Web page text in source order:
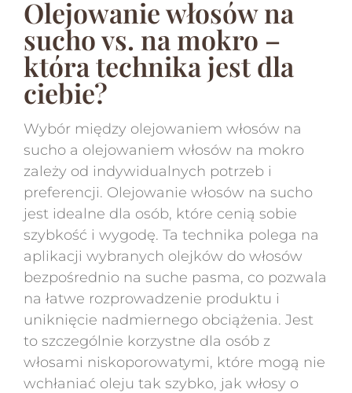
Olejowanie włosów na
sucho vs. na mokro –
która technika jest dla
ciebie?
Wybór między olejowaniem włosów na
sucho a olejowaniem włosów na mokro
zależy od indywidualnych potrzeb i
preferencji. Olejowanie włosów na sucho
jest idealne dla osób, które cenią sobie
szybkość i wygodę. Ta technika polega na
aplikacji wybranych olejków do włosów
bezpośrednio na suche pasma, co pozwala
na łatwe rozprowadzenie produktu i
uniknięcie nadmiernego obciążenia. Jest
to szczególnie korzystne dla osób z
włosami niskoporowatymi, które mogą nie
wchłaniać oleju tak szybko, jak włosy o